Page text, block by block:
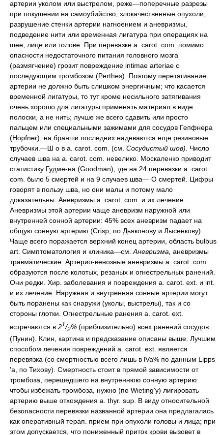
артерии уколом или выстрелом, реже—поперечные разрезы
при покушении на самоубийство, злокачественные опухоли,
разрушение стенки артерии нагноением и аневризмы,
подведение нити или временная лигатура при операциях на
шее, лице или голове. При перевязке a. carot. com. помимо
опасности недостаточного питания головного мозга
(размягчение) грозит повреждение intimae arteriae с
последующим тромбозом (Perthes). Поэтому перетягивание
артерии не должно быть слишком энергичным; что касается
временной лигатуры, то тут кроме несильного затягивания
очень хорошо для лигатуры применять материал в виде
полоски, а не нить; лучше же всего сдавить или просто
пальцем или специальными зажимами для сосудов Гепфнера
(Hopfner); на бранши последних надеваются еще резиновые
трубочки.—Ш о в a. carot. com. (см. Сосудистый шов). Число
случаев шва на a. carot. com. невелико. Москаленко приводит
статистику Гудме-на (Goodman), где на 24 перевязки a. carot.
com. было 5 смертей и на 9 случаев шва— О смертей. Цифры
говорят в пользу шва, но они малы и потому мало
доказательны. Аневризмы a. carot. com. и их лечение.
Аневризмы этой артерии чаще аневризм наружной или
внутренней сонной артерии: 45% всех аневризм падает на
общую сонную артерию (Crisp, по Дьяконову и Лысенкову).
Чаще всего поражается верхний конец артерии, область bulbus
art. Симптоматология и клиника—см. Аневризма, аневризмы
травматические. Артерио-венозные аневризмы a. carot. com.
образуются после колотых, резаных и огнестрельных ранений.
Они редки. Хир. заболевания и повреждения a. carot. ext. и int.
и их лечение. Наружная и внутренняя сонные артерии могут
быть поранены как снаружи (уколы, выстрелы), так и со
стороны глотки. Огнестрельные ранения a. carot. ext.
встречаются в 21/2% (приблизительно) всех ранений сосудов
(Пунин). Клин, картина и предсказание описаны выше. Лучшим
способом лечения повреждений a. carot. ext. является
перевязка (со смертностью всего лишь в lVa% по данным Lipps
'а, по Тихову). Смертность стоит в прямой зависимости от
тромбоза, перешедшего на внутреннюю сонную артерию:
чтобы избежать тромбоза, нужно (по Wieting'y) лигировать
артерию выше отхождения a. thyr. sup. В виду относительной
безопасности перевязки названной артерии она предлагалась
как оперативный терап. прием при опухоли головы и лица; при
этом допускается, что пониженный приток крови вызовет в